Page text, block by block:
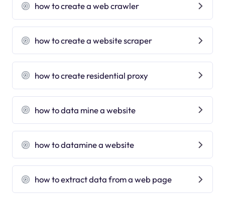
how to create a web crawler
how to create a website scraper
how to create residential proxy
how to data mine a website
how to datamine a website
how to extract data from a web page